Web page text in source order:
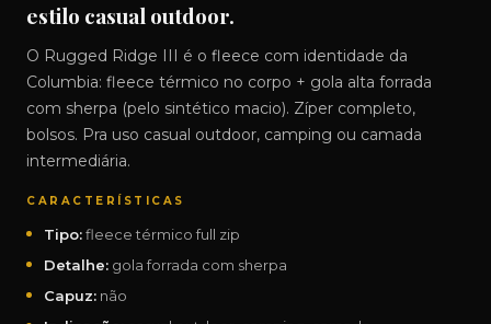
estilo casual outdoor.
O Rugged Ridge III é o fleece com identidade da
Columbia: fleece térmico no corpo + gola alta forrada
com sherpa (pelo sintético macio). Zíper completo,
bolsos. Pra uso casual outdoor, camping ou camada
intermediária.
CARACTERÍSTICAS
Tipo:fleece térmico full zip
Detalhe: gola forrada com sherpa
Capuz: não